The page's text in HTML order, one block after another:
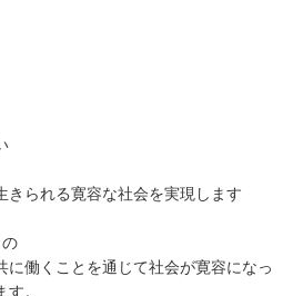
きられる寛容な社会を実現します
に働くことを通じて社会が寛容になっ
。